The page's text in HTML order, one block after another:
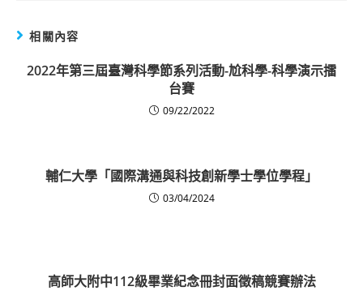
相關內容
2022年第三屆臺灣科學節系列活動-尬科學-科學演示擂
台賽
09/22/2022
輔仁大學「國際溝通與科技創新學士學位學程」
03/04/2024
高師大附中112級畢業紀念冊封面徵稿競賽辦法